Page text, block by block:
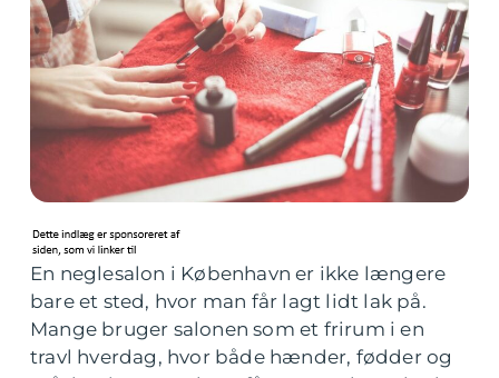
En neglesalon i København er ikke længere
bare et sted, hvor man får lagt lidt lak på.
Mange bruger salonen som et frirum i en
travl hverdag, hvor både hænder, fødder og